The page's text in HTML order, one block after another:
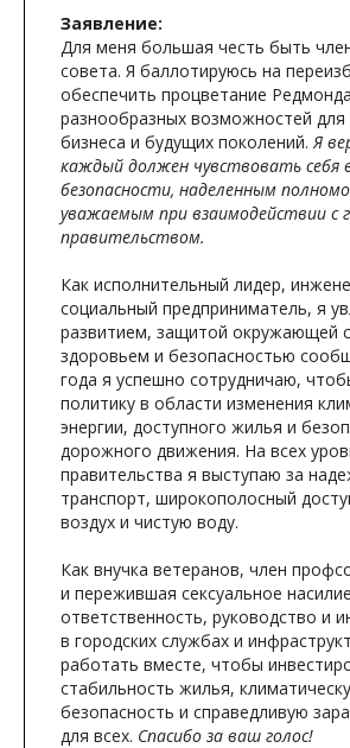
Заявление:
Для меня большая честь быть
совета. Я баллотируюсь на
обеспечить процветание
разнообразных возможностей
бизнеса и будущих поколений. Я
каждый должен чувствовать себя
безопасности, наделенным
уважаемым при взаимодействии с
правительством.
Как исполнительный лидер,
социальный предприниматель, я
развитием, защитой окружающей
здоровьем и безопасностью
года я успешно сотрудничаю,
политику в области изменения
энергии, доступного жилья и
дорожного движения. На всех
правительства я выступаю за
транспорт, широкополосный
воздух и чистую воду.
Как внучка ветеранов, член
и пережившая сексуальное
ответственность, руководство и
в городских службах и
работать вместе, чтобы
стабильность жилья,
безопасность и справедливую
для всех. Спасибо за ваш голос!